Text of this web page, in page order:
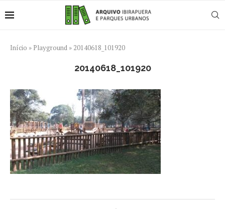
Início » Playground » 20140618_101920
20140618_101920